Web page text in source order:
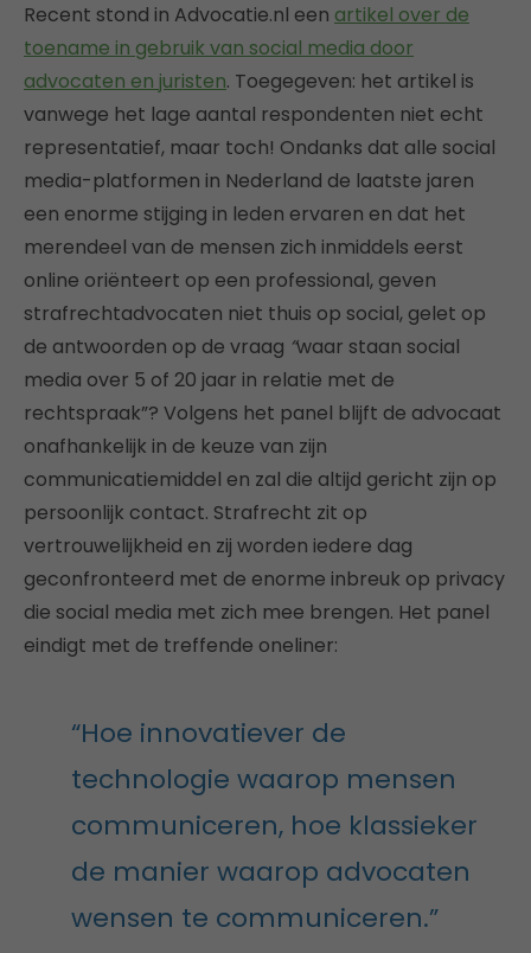
Recent stond in Advocatie.nl een artikel over de
toename in gebruik van social media door
advocaten en juristen. Toegegeven: het artikel is
vanwege het lage aantal respondenten niet echt
representatief, maar toch! Ondanks dat alle social
media-platformen in Nederland de laatste jaren
een enorme stijging in leden ervaren en dat het
merendeel van de mensen zich inmiddels eerst
online oriënteert op een professional, geven
strafrechtadvocaten niet thuis op social, gelet op
de antwoorden op de vraag “waar staan social
media over 5 of 20 jaar in relatie met de
rechtspraak”? Volgens het panel blijft de advocaat
onafhankelijk in de keuze van zijn
communicatiemiddel en zal die altijd gericht zijn op
persoonlijk contact. Strafrecht zit op
vertrouwelijkheid en zij worden iedere dag
geconfronteerd met de enorme inbreuk op privacy
die social media met zich mee brengen. Het panel
eindigt met de treffende oneliner:
“Hoe innovatiever de
technologie waarop mensen
communiceren, hoe klassieker
de manier waarop advocaten
wensen te communiceren.”